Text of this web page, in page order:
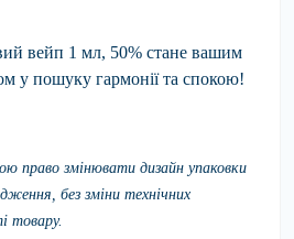
вейп 1 мл, 50% стане вашим
у пошуку гармонії та спокою!
право змінювати дизайн упаковки
без зміни технічних
товару.